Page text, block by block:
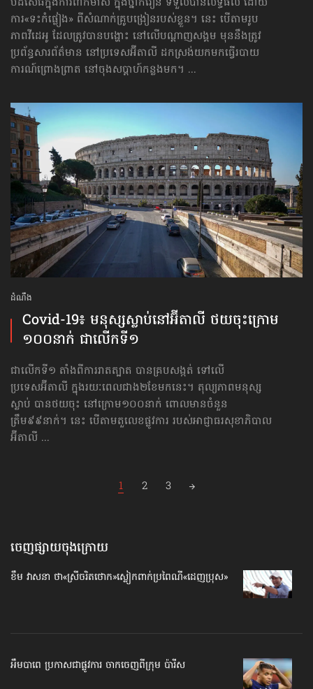
ការ«ទះកំផ្លៀង» ពីសំណាក់គ្រូបង្រៀនរបស់ខ្លួន។ នេះ បើតាមរូប
ភាពវីដេអូ ដែលត្រូវបានបង្ហោះ នៅលើ​បណ្ដាញសង្គម មុននឹងត្រូវ
ប្រព័ន្ធសារព័ត៌មាន នៅប្រទេសអ៊ីតាលី ដកស្រង់​យកមកធ្វើ​របាយ
ការណ៍ព្រោងព្រាត នៅចុងសប្ដាហ៍កន្លងមក។ ...
ដំណឹង
Covid-19៖ មនុស្សស្លាប់​នៅ​អ៊ីតាលី ថយចុះ​ក្រោម​
១០០នាក់ ជាលើកទី១
ជាលើកទី១ តាំងពីការរាតត្បាត បានគ្របសង្កត់ ទៅលើ
ប្រទេសអ៊ីតាលី ក្នុងរយៈពេល​ជាង​២ខែ​មកនេះ។ តុល្យភាព​មនុស្ស
ស្លាប់ បានថយចុះ នៅក្រោម១០០នាក់ ពោល​មាន​ចំនួន
ត្រឹម៩៩នាក់។ នេះ បើតាម​តួលេខ​ផ្លូវការ របស់​អាជ្ញាធរ​សុខាភិបាល​
អ៊ីតាលី ...
1 2 3
ចេញផ្សាយចុងក្រោយ
ខឹម វាសនា ថា«ស្រីចរិតថោក»​ស្លៀកពាក់ប្រពៃណី​«ដេញប្រុស»
អឹមបាពេ ប្រកាសជាផ្លូវការ ចាកចេញពីក្រុម ប៉ារីស